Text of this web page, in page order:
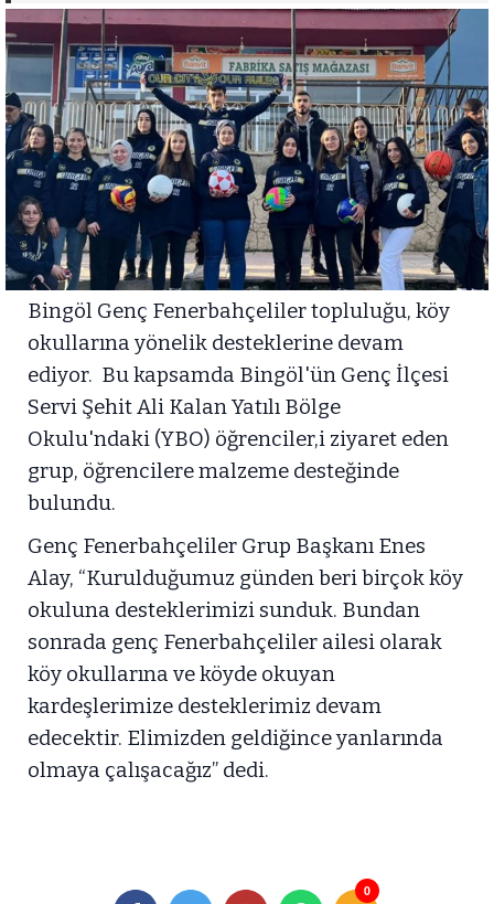
Bingöl Genç Fenerbahçeliler topluluğu, köy
okullarına yönelik desteklerine devam
ediyor. Bu kapsamda Bingöl'ün Genç İlçesi
Servi Şehit Ali Kalan Yatılı Bölge
Okulu'ndaki (YBO) öğrenciler,i ziyaret eden
grup, öğrencilere malzeme desteğinde
bulundu.
Genç Fenerbahçeliler Grup Başkanı Enes
Alay, “Kurulduğumuz günden beri birçok köy
okuluna desteklerimizi sunduk. Bundan
sonrada genç Fenerbahçeliler ailesi olarak
köy okullarına ve köyde okuyan
kardeşlerimize desteklerimiz devam
edecektir. Elimizden geldiğince yanlarında
olmaya çalışacağız” dedi.
0